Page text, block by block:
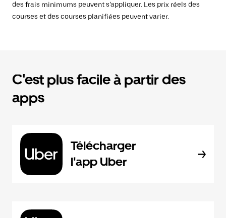
des frais minimums peuvent s’appliquer. Les prix réels des
courses et des courses planifiées peuvent varier.
C'est plus facile à partir des
apps
Télécharger
l'app Uber